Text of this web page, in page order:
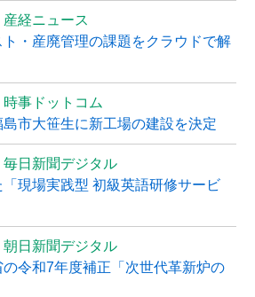
産経ニュース
・産廃管理の課題をクラウドで解
時事ドットコム
市大笹生に新工場の建設を決定
毎日新聞デジタル
現場実践型 初級英語研修サービ
朝日新聞デジタル
の令和7年度補正「次世代革新炉の